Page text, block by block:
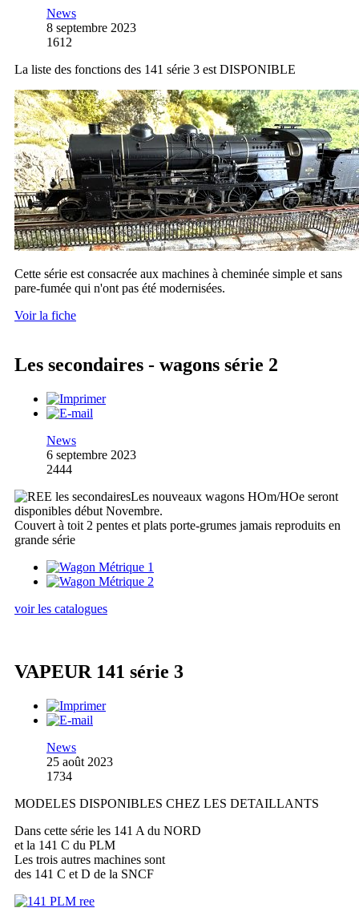
News
8 septembre 2023
1612
La liste des fonctions des 141 série 3 est DISPONIBLE
Cette série est consacrée aux machines à cheminée simple et sans
pare-fumée qui n'ont pas été modernisées.
Voir la fiche
Les secondaires - wagons série 2
News
6 septembre 2023
2444
Les nouveaux wagons HOm/HOe seront
disponibles début Novembre.
Couvert à toit 2 pentes et plats porte-grumes jamais reproduits en
grande série
voir les catalogues
VAPEUR 141 série 3
News
25 août 2023
1734
MODELES DISPONIBLES CHEZ LES DETAILLANTS
Dans cette série les 141 A du NORD
et la 141 C du PLM
Les trois autres machines sont
des 141 C et D de la SNCF